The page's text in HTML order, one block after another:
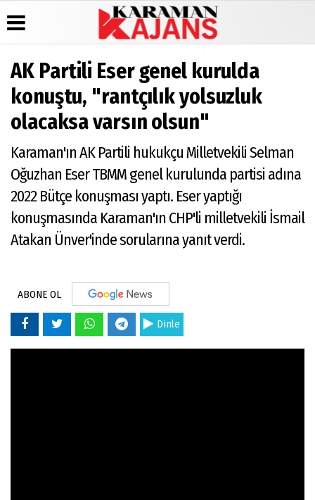
Haber
Arşivi
Haberleri
Durumu
Gazete
Manşetleri
Anketler
Biyografiler
Yazarları
Video
Galeri
Foto
Künye
İletişim
Gizlilik
İlkeleri
AK Partili Eser genel kurulda
konuştu, "rantçılık yolsuzluk
olacaksa varsın olsun"
Karaman'ın AK Partili hukukçu Milletvekili Selman
Oğuzhan Eser TBMM genel kurulunda partisi adına
2022 Bütçe konuşması yaptı. Eser yaptığı
konuşmasında Karaman'ın CHP'li milletvekili İsmail
Atakan Ünver'inde sorularına yanıt verdi.
ABONE OL
Dinle